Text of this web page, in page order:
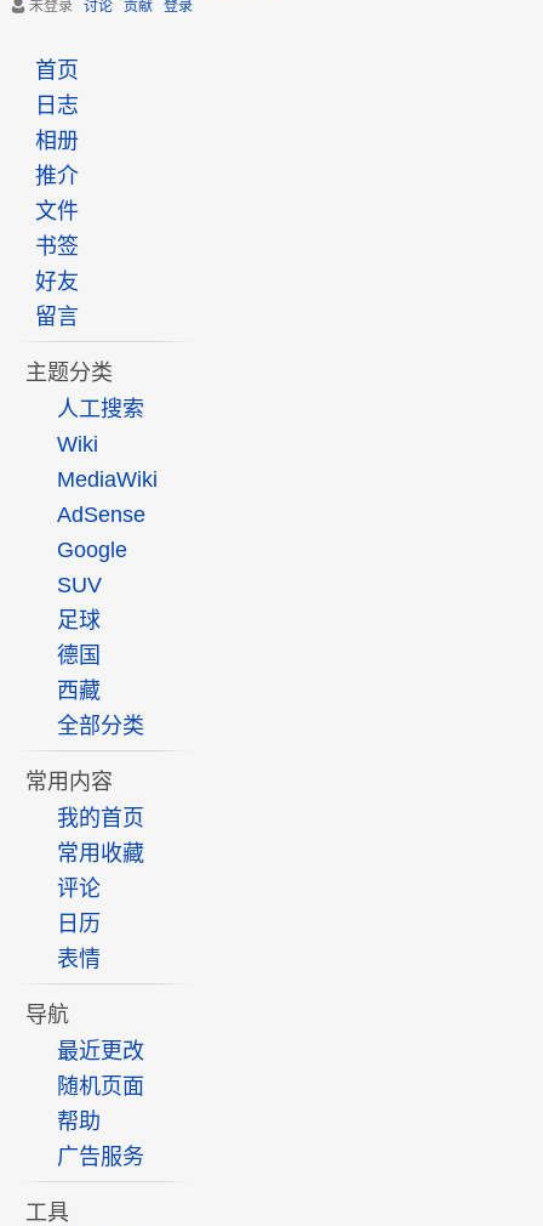
未登录 讨论 贡献 登录
首页
日志
相册
推介
文件
书签
好友
留言
主题分类
人工搜索
Wiki
MediaWiki
AdSense
Google
SUV
足球
德国
西藏
全部分类
常用内容
我的首页
常用收藏
评论
日历
表情
导航
最近更改
随机页面
帮助
广告服务
工具